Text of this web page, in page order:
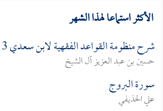
الأكثر استماعا لهذا الشهر
شرح منظومة القواعد الفقهية لابن سعدي 3
حسين بن عبد العزيز آل الشيخ
سورة البروج
علي الحذيفي